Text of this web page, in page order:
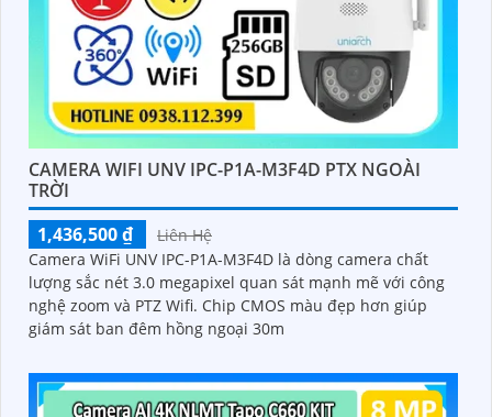
CAMERA WIFI UNV IPC-P1A-M3F4D PTX NGOÀI
TRỜI
1,436,500 ₫
Liên Hệ
Camera WiFi UNV IPC-P1A-M3F4D là dòng camera chất
lượng sắc nét 3.0 megapixel quan sát mạnh mẽ với công
nghệ zoom và PTZ Wifi. Chip CMOS màu đẹp hơn giúp
giám sát ban đêm hồng ngoại 30m